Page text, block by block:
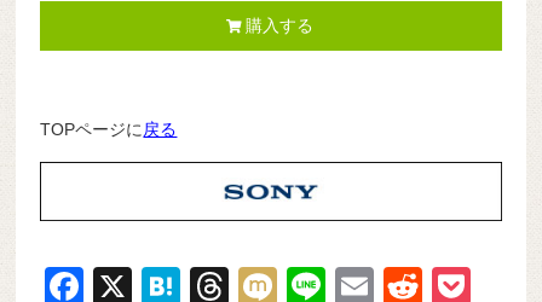
購入する
TOPページに 戻る
F X H T M Li E R